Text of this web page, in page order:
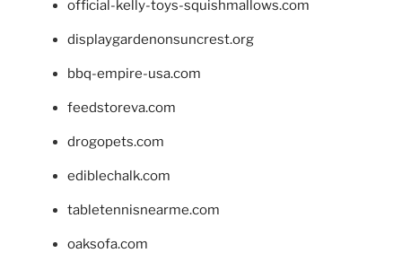
official-kelly-toys-squishmallows.com
displaygardenonsuncrest.org
bbq-empire-usa.com
feedstoreva.com
drogopets.com
ediblechalk.com
tabletennisnearme.com
oaksofa.com